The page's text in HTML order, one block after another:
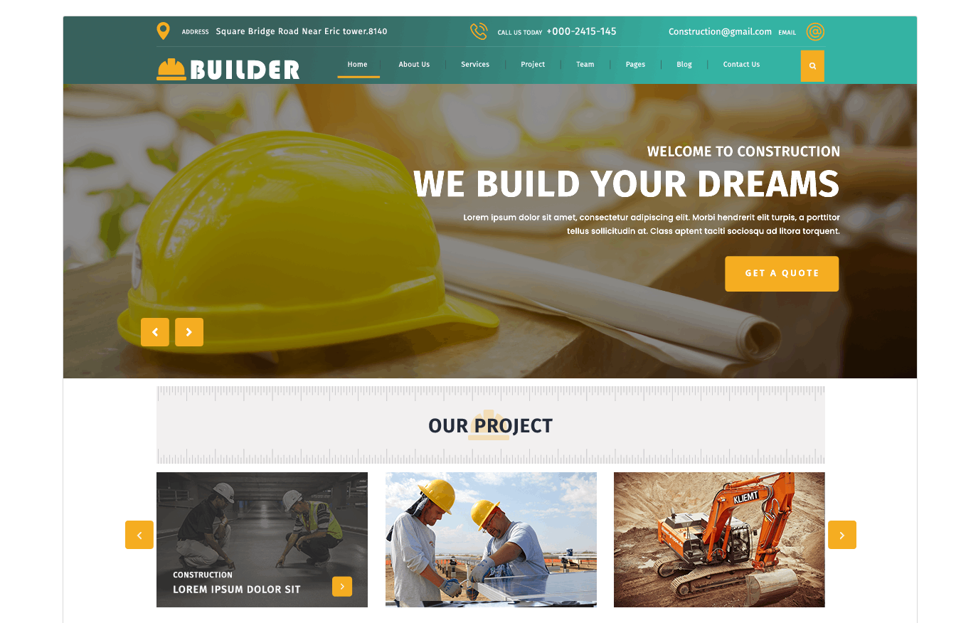
Tema comercial
Este tema es gratuito pero ofrece actualizaciones o
soporte comercial de pago.
Vista previaDescargar
Este es un tema hijo de Construction Hub
Versión
Última actualización
23 de julio de 2026
Instalaciones activas
70+
Versión de WordPress
Versión de PHP
5.6
Página de inicio del tema